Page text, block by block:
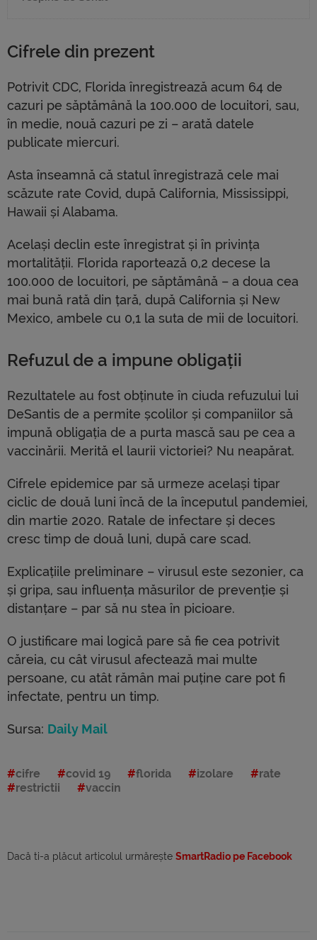
Cifrele din prezent
Potrivit CDC, Florida înregistrează acum 64 de
cazuri pe săptămână la 100.000 de locuitori, sau,
în medie, nouă cazuri pe zi – arată datele
publicate miercuri.
Asta înseamnă că statul înregistrază cele mai
scăzute rate Covid, după California, Mississippi,
Hawaii și Alabama.
Același declin este înregistrat și în privința
mortalității. Florida raportează 0,2 decese la
100.000 de locuitori, pe săptămână – a doua cea
mai bună rată din țară, după California și New
Mexico, ambele cu 0,1 la suta de mii de locuitori.
Refuzul de a impune obligații
Rezultatele au fost obținute în ciuda refuzului lui
DeSantis de a permite școlilor și companiilor să
impună obligația de a purta mască sau pe cea a
vaccinării. Merită el laurii victoriei? Nu neapărat.
Cifrele epidemice par să urmeze același tipar
ciclic de două luni încă de la începutul pandemiei,
din martie 2020. Ratale de infectare și deces
cresc timp de două luni, după care scad.
Explicațiile preliminare – virusul este sezonier, ca
și gripa, sau influența măsurilor de prevenție și
distanțare – par să nu stea în picioare.
O justificare mai logică pare să fie cea potrivit
căreia, cu cât virusul afectează mai multe
persoane, cu atât rămân mai puține care pot fi
infectate, pentru un timp.
Sursa: Daily Mail
cifre covid 19 florida izolare
rate
restrictii
vaccin
Dacă ti-a plăcut articolul urmărește SmartRadio pe Facebook